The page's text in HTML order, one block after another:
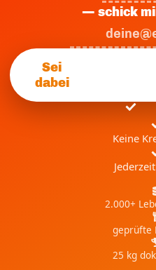
— schick
Sei
dabei
Keine
2.000+
geprüfte
25 kg